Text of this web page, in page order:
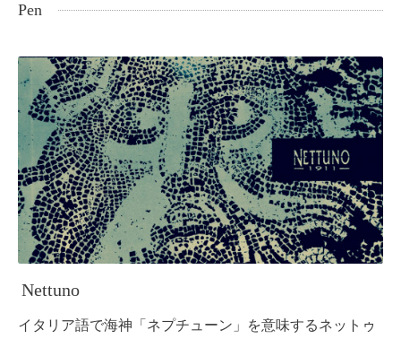
Pen
Nettuno
イタリア語で海神「ネプチューン」を意味するネットゥ